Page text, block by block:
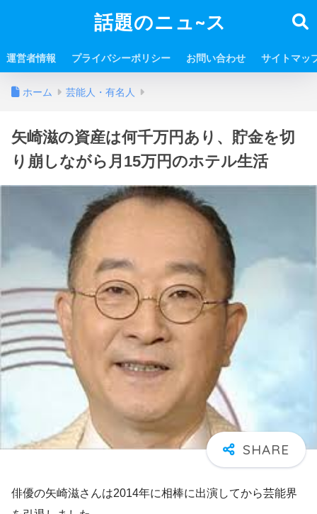
話題のニュ~ス
運営者情報 プライバシーポリシー お問い合わせ サイトマッ
ホーム 芸能人・有名人
矢崎滋の資産は何千万円あり、貯金を切
り崩しながら月15万円のホテル生活
俳優の矢崎滋さんは2014年に相棒に出演してから芸能界